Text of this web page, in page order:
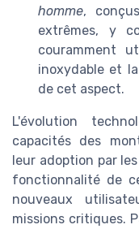
homme,
extrêmes, y
couramment
inoxydable et
de cet aspect.
L'évolution
capacités des
leur adoption par
fonctionnalité de
nouveaux
missions critiques.